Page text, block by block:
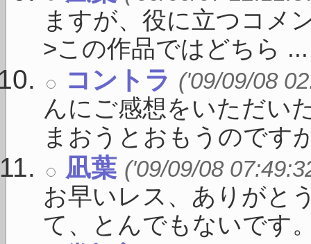
ますが、役に立つコメ
>この作品ではどちら ...
コントラ ('09/09/08
んにご感想をいただい
まおうとおもうのです
凪葉 ('09/09/08
お早いレス、ありがと
て、とんでもないです